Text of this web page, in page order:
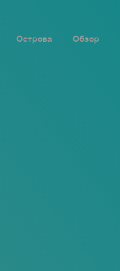
principalОстрова Обзор